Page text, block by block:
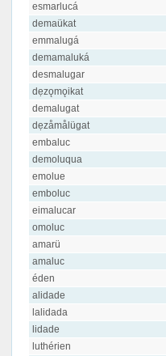
esmarlucá
demaükat
emmalugá
demamaluká
desmalugar
dẹzǫmǫikat
demalugat
dẹzåmålügat
embaluc
demoluqua
emolue
emboluc
eimalucar
omoluc
amarü
amaluc
éden
alidade
lalidada
lidade
luthérien